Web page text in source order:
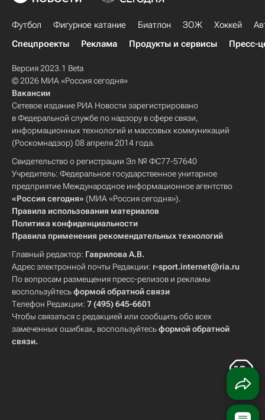
Футбол Фигурное катание Биатлон ЗОЖ Хоккей
Спецпроекты
Реклама Продукты и сервисы Пресс-
Версия 2023.1 Beta
© 2026 МИА «Россия сегодня»
Вакансии
Сетевое издание РИА Новости зарегистрировано
в Федеральной службе по надзору в сфере связи,
информационных технологий и массовых коммуникаций
(Роскомнадзор) 08 апреля 2014 года.
Свидетельство о регистрации Эл № ФС77-57640
Учредитель: Федеральное государственное унитарное
предприятие Международное информационное агентство
«Россия сегодня» (МИА «Россия сегодня»).
Правила использования материалов
Политика конфиденциальности
Правила применения рекомендательных технологий
Главный редактор: Гаврилова А.В.
Адрес электронной почты Редакции: r-sport.internet@ria.ru
По вопросам размещения пресс-релизов и рекламы
воспользуйтесьформой обратной связи
Телефон Редакции: 7 (495) 645-6601
Чтобы связаться с редакцией или сообщить обо всех
замеченных ошибках, воспользуйтесьформой обратной
связи.